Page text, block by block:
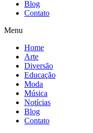
Blog
Contato
Menu
Home
Arte
Diversão
Educação
Moda
Música
Notícias
Blog
Contato